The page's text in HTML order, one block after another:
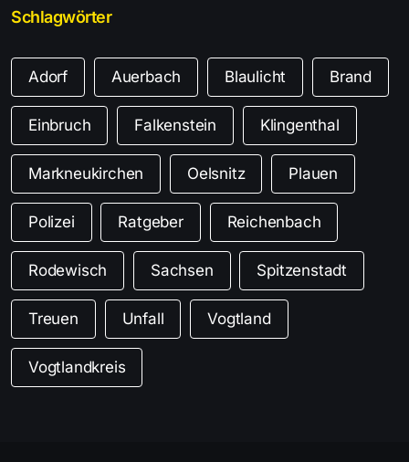
Schlagwörter
Adorf Auerbach Blaulicht Brand
Einbruch Falkenstein Klingenthal
Markneukirchen Oelsnitz Plauen
Polizei Ratgeber Reichenbach
Rodewisch Sachsen Spitzenstadt
Treuen Unfall Vogtland
Vogtlandkreis